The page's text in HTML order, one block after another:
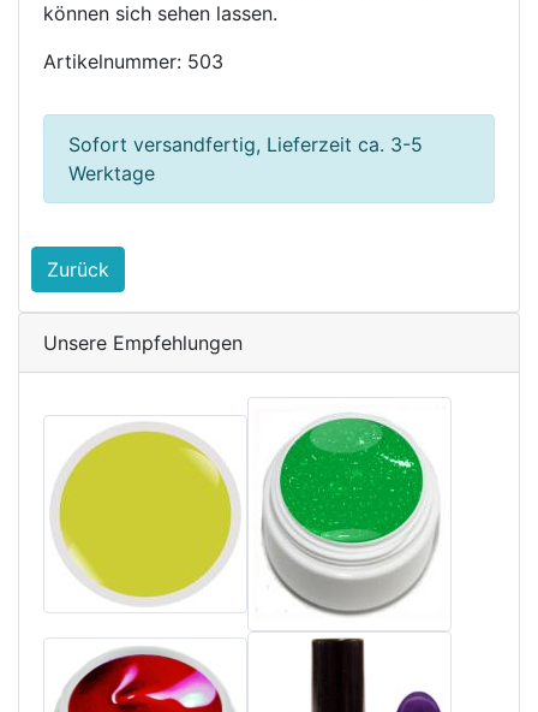
können sich sehen lassen.
Artikelnummer: 503
Sofort versandfertig, Lieferzeit ca. 3-5
Werktage
Zurück
Unsere Empfehlungen